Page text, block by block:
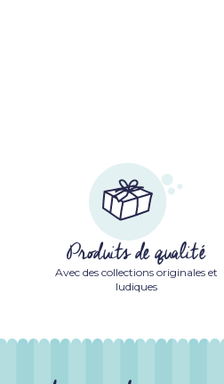
Produits de qualité
Avec des collections originales et
ludiques